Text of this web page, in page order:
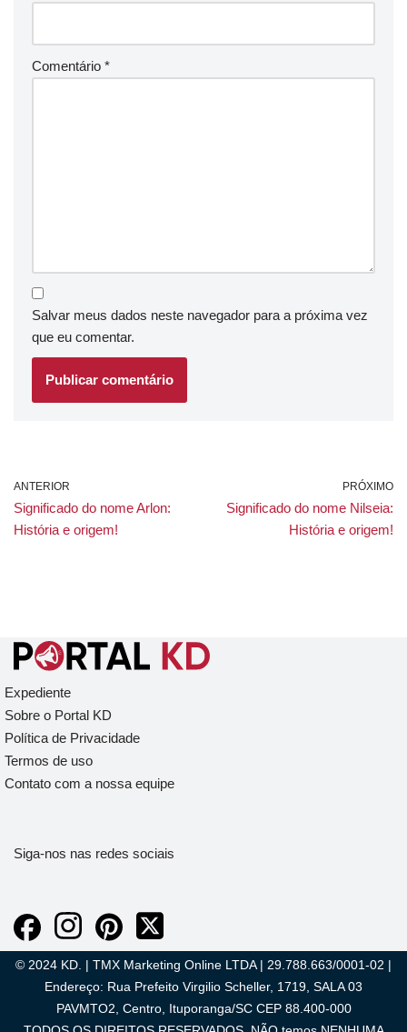
Comentário *
Salvar meus dados neste navegador para a próxima vez
que eu comentar.
ANTERIOR
Significado do nome Arlon:
História e origem!
PRÓXIMO
Significado do nome Nilseia:
História e origem!
Expediente
Sobre o Portal KD
Política de Privacidade
Termos de uso
Contato com a nossa equipe
Siga-nos nas redes sociais
© 2024 KD. | TMX Marketing Online LTDA | 29.788.663/0001-02 |
Endereço: Rua Prefeito Virgilio Scheller, 1719, SALA 03
PAVMTO2, Centro, Ituporanga/SC CEP 88.400-000